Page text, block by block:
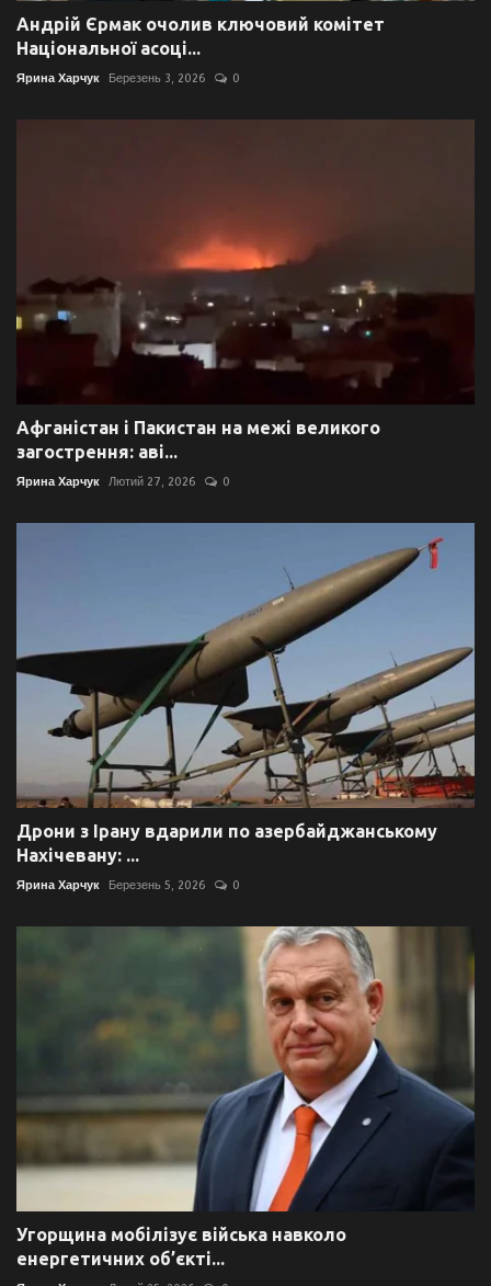
Андрій Єрмак очолив ключовий комітет
Національної асоці...
Ярина Харчук Березень 3, 2026 0
Афганістан і Пакистан на межі великого
загострення: аві...
Ярина Харчук Лютий 27, 2026 0
Дрони з Ірану вдарили по азербайджанському
Нахічевану: ...
Ярина Харчук Березень 5, 2026 0
Угорщина мобілізує війська навколо
енергетичних об’єкті...